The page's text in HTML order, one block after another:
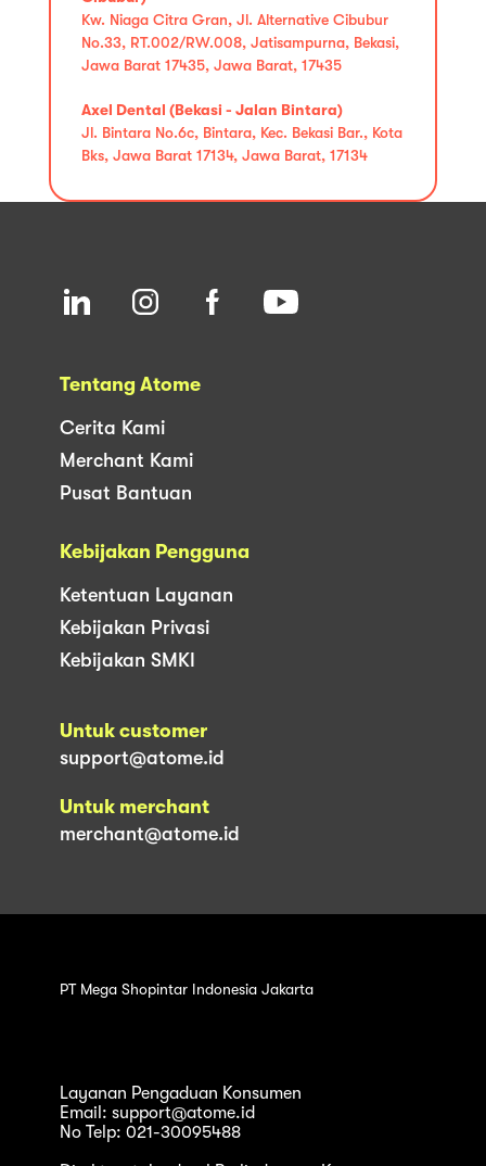
Kw. Niaga Citra Gran, Jl. Alternative Cibubur
No.33, RT.002/RW.008, Jatisampurna, Bekasi,
Jawa Barat 17435, Jawa Barat, 17435
Axel Dental (Bekasi - Jalan Bintara)
Jl. Bintara No.6c, Bintara, Kec. Bekasi Bar., Kota
Bks, Jawa Barat 17134, Jawa Barat, 17134
Tentang Atome
Cerita Kami
Merchant Kami
Pusat Bantuan
Kebijakan Pengguna
Ketentuan Layanan
Kebijakan Privasi
Kebijakan SMKI
Untuk customer
support@atome.id
Untuk merchant
merchant@atome.id
PT Mega Shopintar Indonesia Jakarta
Layanan Pengaduan Konsumen
Email: support@atome.id
No Telp: 021-30095488